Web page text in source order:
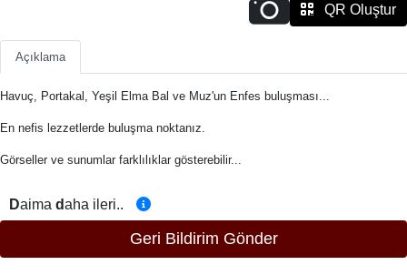
QR Oluştur
Açıklama
Havuç, Portakal, Yeşil Elma Bal ve Muz'un Enfes buluşması...
En nefis lezzetlerde buluşma noktanız.
Görseller ve sunumlar farklılıklar gösterebilir...
Daima daha ileri..
Geri Bildirim Gönder